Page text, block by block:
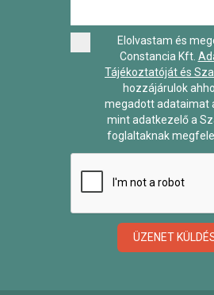
Elolvastam és
Constancia Kft.
Tájékoztatóját és
hozzájárulok
megadott adataimat
mint adatkezelő a
foglaltaknak
ÜZENET